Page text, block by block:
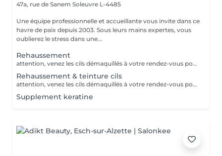
47a, rue de Sanem Soleuvre L-4485
Une équipe professionnelle et accueillante vous invite dans ce
havre de paix depuis 2003. Sous leurs mains expertes, vous
oublierez le stress dans une...
Rehaussement
attention, venez les cils démaquillés à votre rendez-vous pour une meilleure tenue. veillez à ne pas avoir fait de teinture ou rehaussement 6-8 semaines avant votre rendez-vous merci Recourbe vos cils naturels sans rallonger ni colorer Tenue 6-8 semaines
Rehaussement & teinture cils
attention, venez les cils démaquillés à votre rendez-vous pour une meilleure tenue. veillez à ne pas avoir fait de teinture ou rehaussement 6-8 semaines avant votre rendez-vous merci
Supplement keratine